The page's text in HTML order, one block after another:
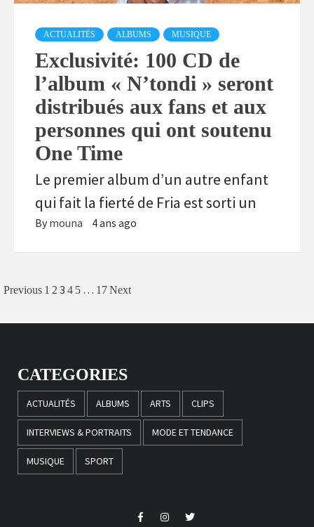
ACTUALITÉS ALBUMS MUSIQUE
Exclusivité: 100 CD de
l’album « N’tondi » seront
distribués aux fans et aux
personnes qui ont soutenu
One Time
Le premier album d’un autre enfant
qui fait la fierté de Fria est sorti un
By mouna 4 ans ago
Navigation
Previous 1 2 3 4 5 … 17Next
CATEGORIES
ACTUALITÉS ALBUMS ARTS CLIPS
INTERVIEWS & PORTRAITS MODE ET TENDANCE
MUSIQUE SPORT
FacebookInstagramTwitter